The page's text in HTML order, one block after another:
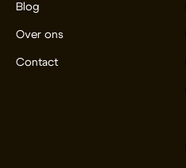
Blog
Over ons
Contact